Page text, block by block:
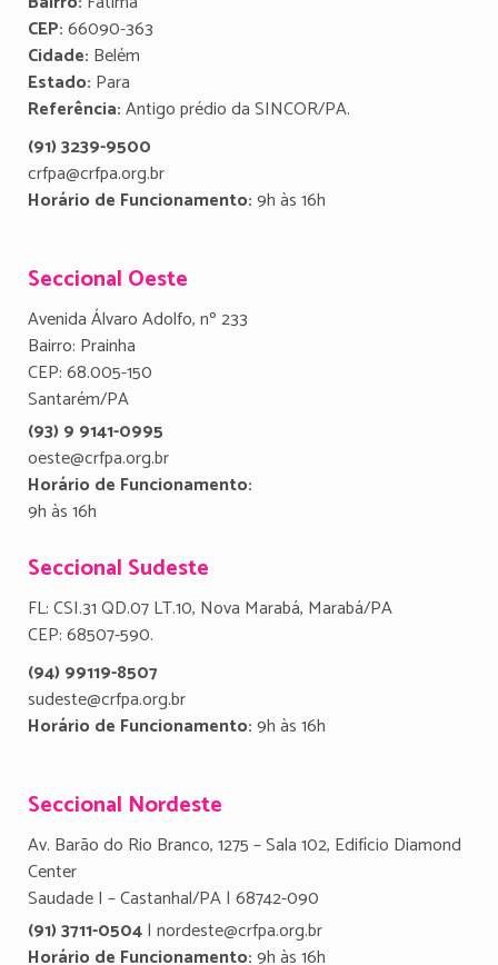
CEP:66090-363
Cidade: Belém
Estado: Para
Referência:Antigo prédio da SINCOR/PA.
(91) 3239-9500
crfpa@crfpa.org.br
Horário de Funcionamento:9h às 16h
Seccional Oeste
Avenida Álvaro Adolfo, nº 233
Bairro: Prainha
CEP: 68.005-150
Santarém/PA
(93) 9 9141-0995
oeste@crfpa.org.br
Horário de Funcionamento:
9h às 16h
Seccional Sudeste
FL: CSI.31 QD.07 LT.10, Nova Marabá, Marabá/PA
CEP: 68507-590.
(94) 99119-8507
sudeste@crfpa.org.br
Horário de Funcionamento:9h às 16h
Seccional Nordeste
Av. Barão do Rio Branco, 1275 – Sala 102, Edifício Diamond
Center
Saudade I – Castanhal/PA | 68742-090
(91) 3711-0504| nordeste@crfpa.org.br
Horário de Funcionamento:9h às 16h